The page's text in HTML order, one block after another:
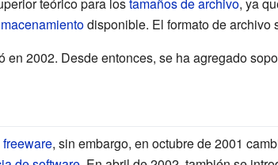
disponible. El formato de archivo
en 2002. Desde entonces, se ha agregado
freeware, sin embargo, en octubre de 2001